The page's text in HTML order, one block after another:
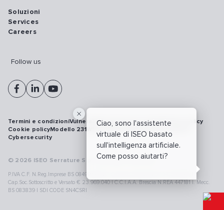
Ciao, sono l'assistente
virtuale di ISEO basato
sull'intelligenza artificiale.
Come posso aiutarti?
Soluzioni
Services
Careers
Follow us
© 2026 ISEO Serrature S.p.A. All right reserved
P.IVA C.F. N.Reg.Imprese BS 08499190018 | Cap.Soc.Deliberato € 24.340.965 |
Cap.Soc.Sottoscritto e Versato € 23.969.040 | C.C.I.A.A. Brescia N.REA 447181 |. Mecc.
BS 083839 | SDI CODE SN4CSRI
Termini e condizioniVulnerability disclosure policyPrivacy policy
Cookie policyModello 231WhistleblowingRichiamo prodotti
Cybersecurity